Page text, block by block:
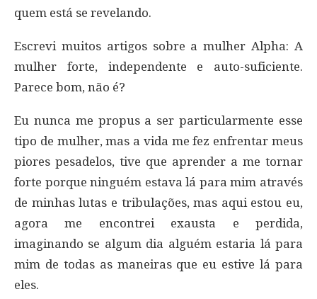
quem está se revelando.
Escrevi muitos artigos sobre a mulher Alpha: A
mulher forte, independente e auto-suficiente.
Parece bom, não é?
Eu nunca me propus a ser particularmente esse
tipo de mulher, mas a vida me fez enfrentar meus
piores pesadelos, tive que aprender a me tornar
forte porque ninguém estava lá para mim através
de minhas lutas e tribulações, mas aqui estou eu,
agora me encontrei exausta e perdida,
imaginando se algum dia alguém estaria lá para
mim de todas as maneiras que eu estive lá para
eles.